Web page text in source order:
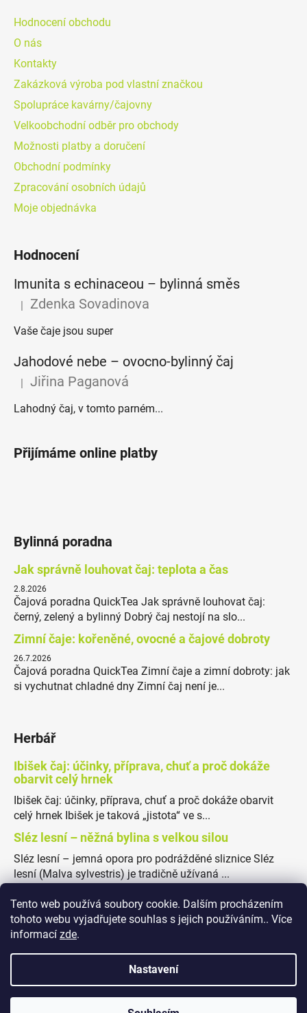
Tento web používá soubory cookie. Dalším procházením
tohoto webu vyjadřujete souhlas s jejich používáním.. Více
informací zde.
Nastavení
Hodnocení obchodu
O nás
Kontakty
Zakázková výroba pod vlastní značkou
Spolupráce kavárny/čajovny
Velkoobchodní odběr pro obchody
Možnosti platby a doručení
Obchodní podmínky
Zpracování osobních údajů
Moje objednávka
Hodnocení
Imunita s echinaceou – bylinná směs
Hodnocení produktu je 5 z 5 hvězdiček.
Zdenka Sovadinova
Vaše čaje jsou super
Jahodové nebe – ovocno-bylinný čaj
Hodnocení produktu je 5 z 5 hvězdiček.
Jiřina Paganová
Lahodný čaj, v tomto parném...
Přijímáme online platby
Bylinná poradna
Jak správně louhovat čaj: teplota a čas
2.8.2026
Čajová poradna QuickTea Jak správně louhovat čaj:
černý, zelený a bylinný Dobrý čaj nestojí na slo...
Zimní čaje: kořeněné, ovocné a čajové dobroty
26.7.2026
Čajová poradna QuickTea Zimní čaje a zimní dobroty: jak
si vychutnat chladné dny Zimní čaj není je...
Herbář
Ibišek čaj: účinky, příprava, chuť a proč dokáže
obarvit celý hrnek
Ibišek čaj: účinky, příprava, chuť a proč dokáže obarvit
celý hrnek Ibišek je taková „jistota“ ve s...
Sléz lesní – něžná bylina s velkou silou
Sléz lesní – jemná opora pro podrážděné sliznice Sléz
lesní (Malva sylvestris) je tradičně užívaná ...
Podmínky ochrany osobních údajů